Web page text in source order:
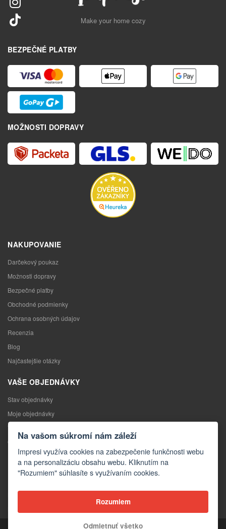
Make your home cozy
BEZPEČNÉ PLATBY
MOŽNOSTI DOPRAVY
NAKUPOVANIE
Darčekový poukaz
Možnosti dopravy
Bezpečné platby
Obchodné podmienky
Ochrana osobných údajov
Recenzia
Blog
Najčastejšie otázky
VAŠE OBJEDNÁVKY
Stav objednávky
Moje objednávky
Výmena tovaru
Odstúpenie od kúpnej zmluvy
Reklamácia
KONTAKTY
Kontakty
Na vašom súkromí nám záleží
Impresi využíva cookies na zabezpečenie funkčnosti webu
a na personalizáciu obsahu webu. Kliknutím na
"Rozumiem" súhlasíte s využívaním cookies.
Rozumiem
Odmietnuť všetko